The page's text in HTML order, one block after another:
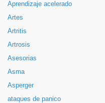
Aprendizaje acelerado
Artes
Artritis
Artrosis
Asesorias
Asma
Asperger
ataques de panico